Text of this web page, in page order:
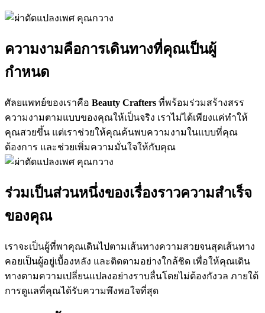
ความงามคือการเดินทางที่คุณเป็นผู้
กำหนด
ศัลยแพทย์ของเราคือ Beauty Crafters ที่พร้อมร่วมสร้างสรร
ความงามตามแบบของคุณให้เป็นจริง เราไม่ได้เพียงแค่ทำให้
คุณสวยขึ้น แต่เราช่วยให้คุณค้นพบความงามในแบบที่คุณ
ต้องการ และช่วยเพิ่มความมั่นใจให้กับคุณ
ร่วมเป็นส่วนหนึ่งของเรื่องราวความสำเร็จ
ของคุณ
เราจะเป็นผู้ที่พาคุณเดินไปตามเส้นทางความสวยจนสุดเส้นทาง
คอยเป็นผู้อยู่เบื้องหลัง และติดตามอย่างใกล้ชิด เพื่อให้คุณเดิน
ทางตามความเปลี่ยนแปลงอย่างราบลื่นโดยไม่ต้องกังวล ภายใต้
การดูแลที่คุณได้รับความพึงพอใจที่สุด